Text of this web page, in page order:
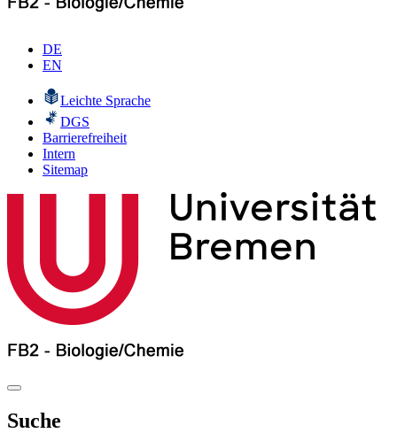
DE
EN
Leichte Sprache
DGS
Barrierefreiheit
Intern
Sitemap
Suche